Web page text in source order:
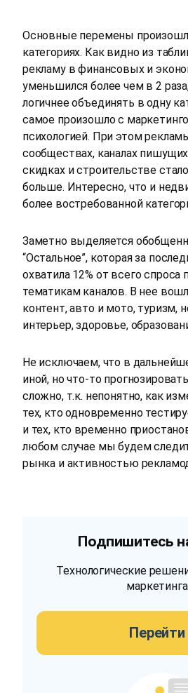
Основные перемены
категориях. Как видно из
рекламу в финансовых и
уменьшился более чем в 2
логичнее объединять в одну
самое произошло с
психологией. При этом
сообществах, каналах
скидках и строительстве
больше. Интересно, что и
более востребованной
Заметно выделяется
“Остальное”, которая за
охватила 12% от всего спроса
тематикам каналов. В нее
контент, авто и мото, туризм,
интерьер, здоровье,
Не исключаем, что в
иной, но что-то
сложно, т.к. непонятно, как
тех, кто одновременно
и тех, кто временно
любом случае мы будем
рынка и активностью
Подпишитесь
Технологические
маркетинга
Перейти